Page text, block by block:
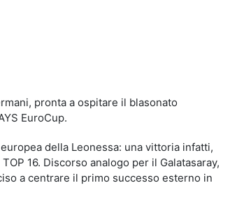
pronta a ospitare il blasonato
EuroCup.
della Leonessa: una vittoria infatti,
16. Discorso analogo per il Galatasaray,
a centrare il primo successo esterno in